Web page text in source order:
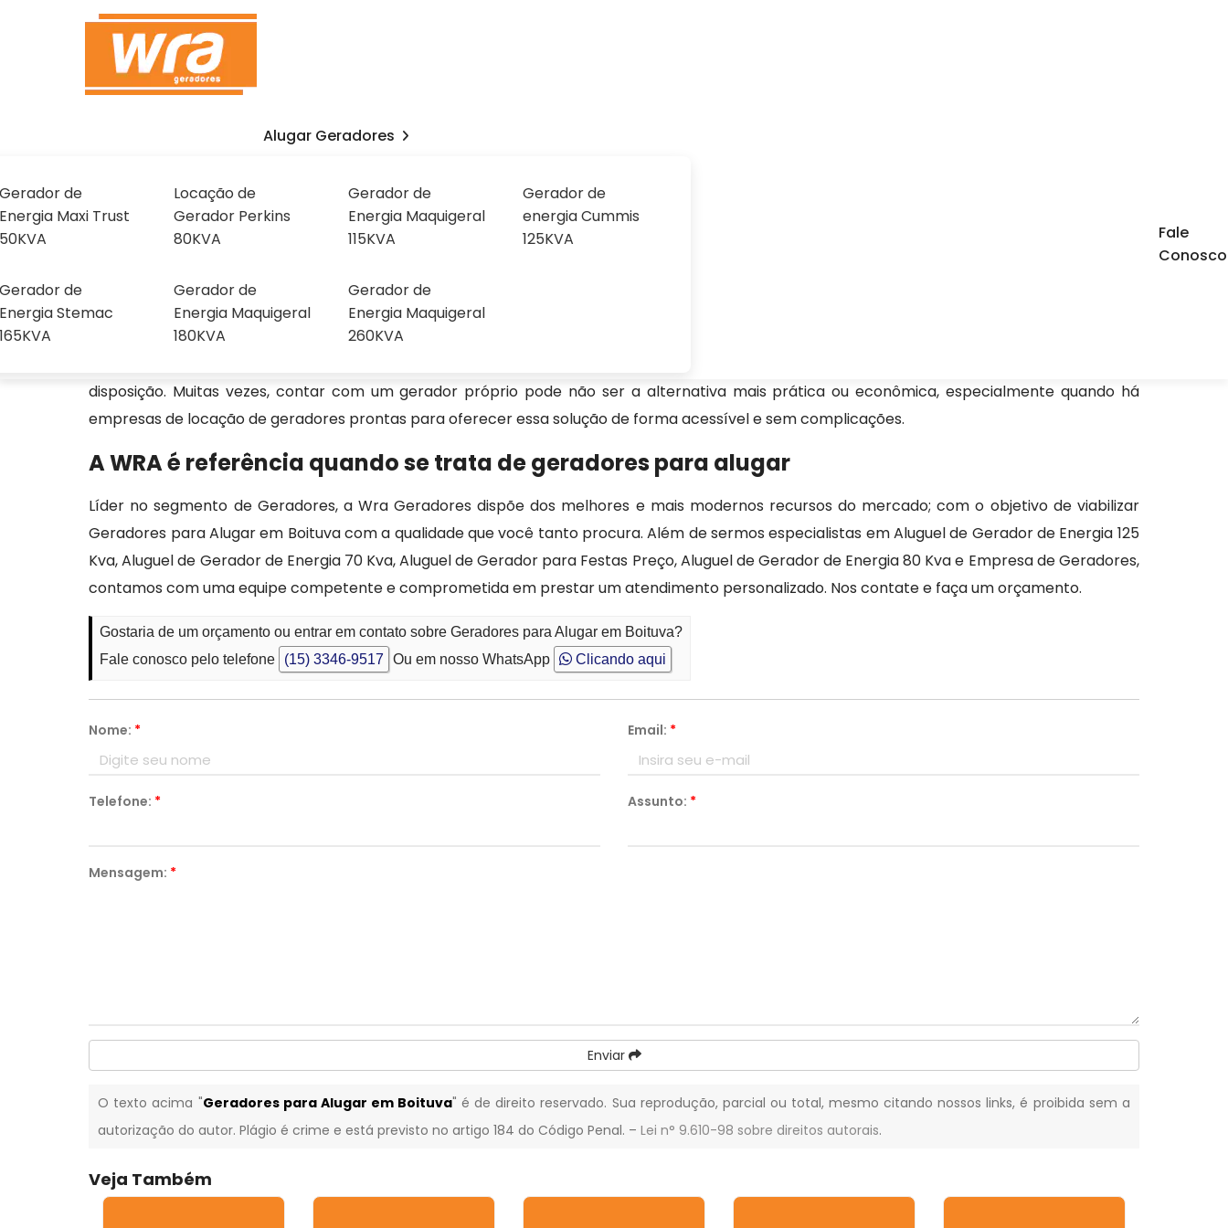
Sobre
Alugar Geradores
Gerador de
Energia Maxi Trust
50KVA
Locação de
Gerador Perkins
80KVA
Gerador de
Energia Maquigeral
115KVA
Gerador de
energia Cummis
125KVA
Gerador de
Energia Stemac
165KVA
Gerador de
Energia Maquigeral
180KVA
Gerador de
Energia Maquigeral
260KVA
Fale
Conosco
Geradores para Alugar em Boituva
Informações»Geradores para Alugar em Boituva
Encontrar Geradores para Alugar em Boituvapode ser a solução perfeita para quem organiza eventos ou atua em
setores como obras, fábricas e indústrias. Imagine que você esteja planejando um grande evento ao ar livre ou precisa
disposição. Muitas vezes, contar com um gerador próprio pode não ser a alternativa mais prática ou econômica, especialmente quando há
empresas de locação de geradores prontas para oferecer essa solução de forma acessível e sem complicações.
A WRA é referência quando se trata de geradores para alugar
Líder no segmento de Geradores, a Wra Geradores dispõe dos melhores e mais modernos recursos do mercado; com o objetivo de viabilizar
Geradores para Alugar em Boituva com a qualidade que você tanto procura. Além de sermos especialistas em Aluguel de Gerador de Energia 125
Kva, Aluguel de Gerador de Energia 70 Kva, Aluguel de Gerador para Festas Preço, Aluguel de Gerador de Energia 80 Kva e Empresa de Geradores,
contamos com uma equipe competente e comprometida em prestar um atendimento personalizado. Nos contate e faça um orçamento.
Gostaria de um orçamento ou entrar em contato sobre Geradores para Alugar em Boituva?
Fale conosco pelo telefone
(15) 3346-9517 Ou em nosso WhatsApp Clicando aqui
Nome: * Email: *
Telefone: * Assunto: *
Mensagem: *
Enviar
O texto acima "Geradores para Alugar em Boituva" é de direito reservado. Sua reprodução, parcial ou total, mesmo citando nossos links, é proibida sem a
autorização do autor. Plágio é crime e está previsto no artigo 184 do Código Penal. –Lei n° 9.610-98 sobre direitos autorais.
Veja Também